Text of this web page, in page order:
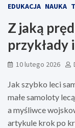
EDUKACJA NAUKA
Z jaką
przykłady
10 lutego 2026
Jak szybko leci
małe samoloty
a myśliwce
artykule krok po